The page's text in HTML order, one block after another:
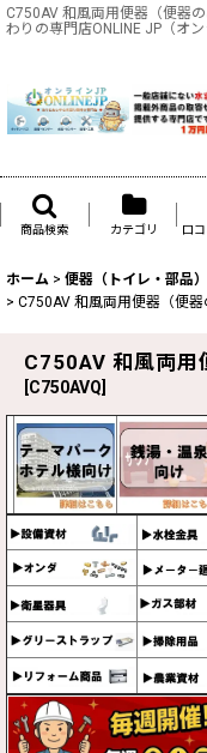
C750AV 和風両用便器（便器
わりの専門店ONLINE JP（オン
商品検索 カテゴリ 口コ
ホーム > 便器（トイレ・部品）
> C750AV 和風両用便器（便器
C750AV 和風両用
C750AVQ